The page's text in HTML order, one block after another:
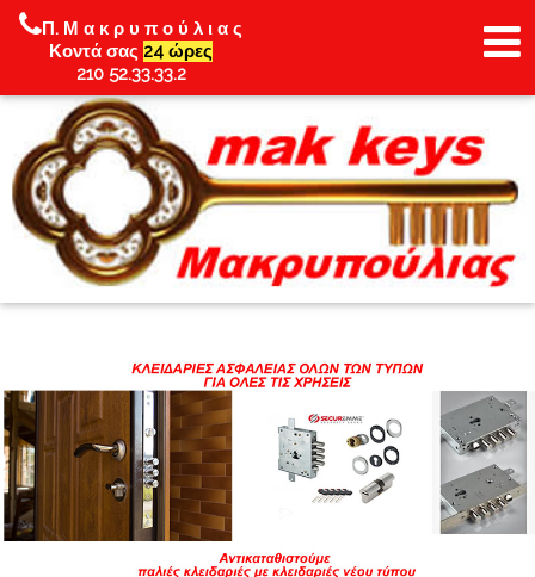
Π. Μ α κ ρ υ π ο ύ λ ι α ς
Κοντά σας 24 ώρες
210 52.33.33.2